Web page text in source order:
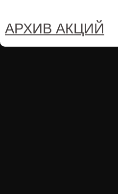
АРХИВ АКЦИЙ